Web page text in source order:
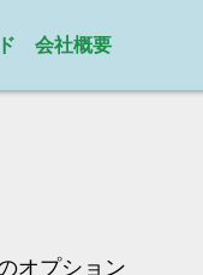
会社概要
オプション